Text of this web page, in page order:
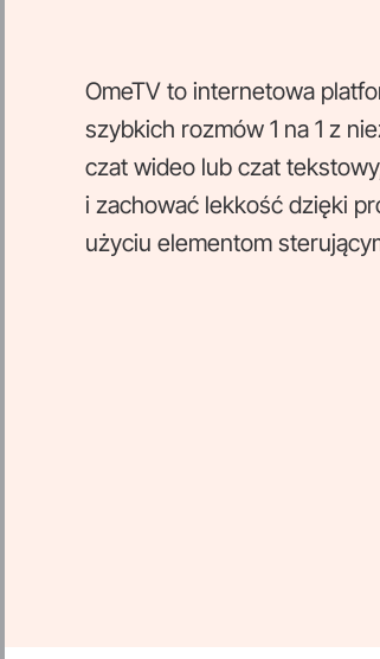
OmeTV to internetowa
szybkich rozmów 1 na 1 z
czat wideo lub czat
i zachować lekkość dzięki
użyciu elementom